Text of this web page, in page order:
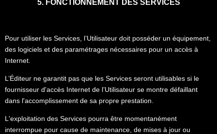
5. FONCTIONNEMENT DES SERVICES
Pour utiliser les Services, l’Utilisateur doit posséder un équipement,
des logiciels et des paramétrages nécessaires pour un accès à
Internet.
L’Éditeur ne garantit pas que les Services seront utilisables si le
fournisseur d'accès Internet de l’Utilisateur se montre défaillant
dans l'accomplissement de sa propre prestation.
L'exploitation des Services pourra être momentanément
interrompue pour cause de maintenance, de mises à jour ou